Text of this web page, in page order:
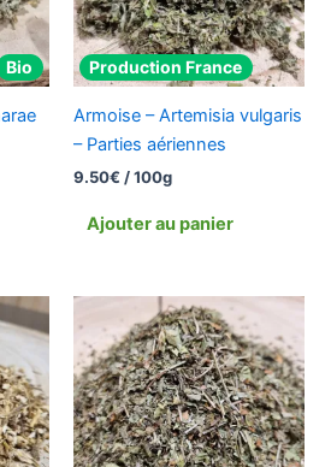
Bio Production France
Armoise – Artemisia vulgaris
– Parties aériennes
9.50€ / 100g
Ajouter au panier